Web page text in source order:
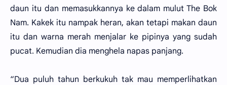
daun itu dan memasukkannya ke dalam mulut The Bok
Nam. Kakek itu nampak heran, akan tetapi makan daun
itu dan warna merah menjalar ke pipinya yang sudah
pucat. Kemudian dia menghela napas panjang.
“Dua puluh tahun berkukuh tak mau memperlihatkan